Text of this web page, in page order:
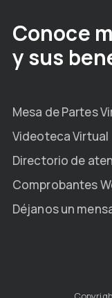
Conoce
y sus
Mesa de Partes
Videoteca Virtual
Directorio de
Comprobantes
Déjanos un